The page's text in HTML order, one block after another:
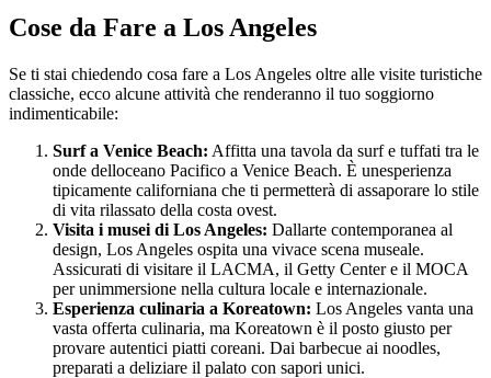
Cose da Fare a Los Angeles
Se ti stai chiedendo cosa fare a Los Angeles oltre alle visite turistiche
classiche, ecco alcune attività che renderanno il tuo soggiorno
indimenticabile:
Surf a Venice Beach: Affitta una tavola da surf e tuffati tra le
onde delloceano Pacifico a Venice Beach. È unesperienza
tipicamente californiana che ti permetterà di assaporare lo stile
di vita rilassato della costa ovest.
Visita i musei di Los Angeles: Dallarte contemporanea al
design, Los Angeles ospita una vivace scena museale.
Assicurati di visitare il LACMA, il Getty Center e il MOCA
per unimmersione nella cultura locale e internazionale.
Esperienza culinaria a Koreatown: Los Angeles vanta una
vasta offerta culinaria, ma Koreatown è il posto giusto per
provare autentici piatti coreani. Dai barbecue ai noodles,
preparati a deliziare il palato con sapori unici.